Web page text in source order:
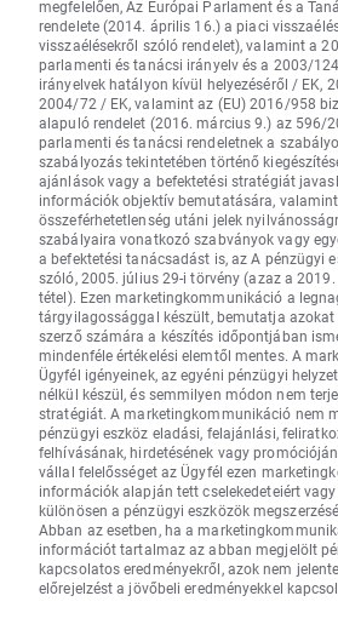
megfelelően, Az Európai Parlament és a
rendelete (2014. április 16.) a piaci
visszaélésekről szóló rendelet), valamint a
parlamenti és tanácsi irányelv és a 2003/
irányelvek hatályon kívül helyezéséről / EK,
2004/72 / EK, valamint az (EU) 2016/958
alapuló rendelet (2016. március 9.) az 596/
parlamenti és tanácsi rendeletnek a
szabályozás tekintetében történő
ajánlások vagy a befektetési stratégiát
információk objektív bemutatására,
összeférhetetlenség utáni jelek
szabályaira vonatkozó szabványok vagy
a befektetési tanácsadást is, az A pénzügyi
szóló, 2005. július 29-i törvény (azaz a
tétel). Ezen marketingkommunikáció a
tárgyilagossággal készült, bemutatja azokat
szerző számára a készítés időpontjában
mindenféle értékelési elemtől mentes. A
Ügyfél igényeinek, az egyéni pénzügyi
nélkül készül, és semmilyen módon nem
stratégiát. A marketingkommunikáció nem
pénzügyi eszköz eladási, felajánlási,
felhívásának, hirdetésének vagy
vállal felelősséget az Ügyfél ezen
információk alapján tett cselekedeteiért
különösen a pénzügyi eszközök
Abban az esetben, ha a
információt tartalmaz az abban megjelölt
kapcsolatos eredményekről, azok nem
előrejelzést a jövőbeli eredményekkel